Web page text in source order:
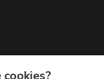
cookies?